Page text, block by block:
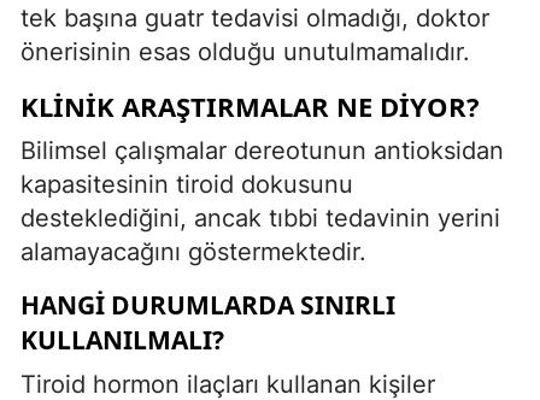
tek başına guatr tedavisi olmadığı, doktor
önerisinin esas olduğu unutulmamalıdır.
KLINIK ARAŞTIRMALAR NE DIYOR?
Bilimsel çalışmalar dereotunun antioksidan
kapasitesinin tiroid dokusunu
desteklediğini, ancak tıbbi tedavinin yerini
alamayacağını göstermektedir.
HANGI DURUMLARDA SINIRLI
KULLANILMALI?
Tiroid hormon ilaçları kullanan kişiler